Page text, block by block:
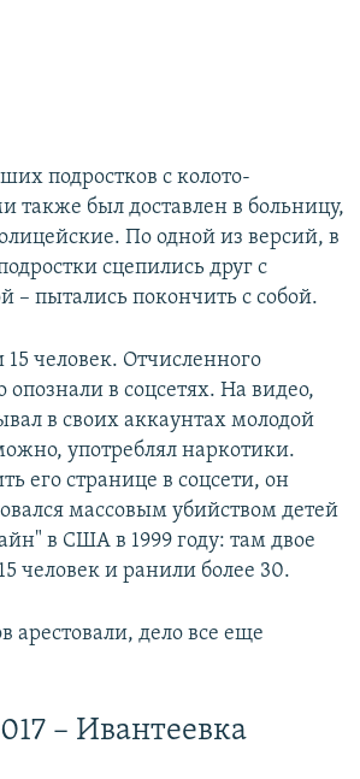
подростков с колото-
также был доставлен в больницу,
По одной из версий, в
сцепились друг с
– пытались покончить с собой.
15 человек. Отчисленного
опознали в соцсетях. На видео,
в своих аккаунтах молодой
употреблял наркотики.
его странице в соцсети, он
массовым убийством детей
в США в 1999 году: там двое
человек и ранили более 30.
арестовали, дело все еще
– Ивантеевка